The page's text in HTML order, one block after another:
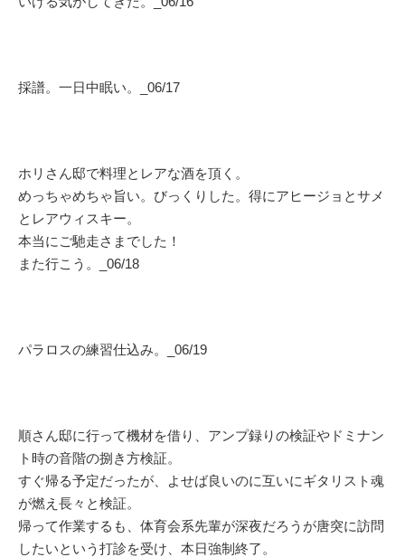
採譜。一日中眠い。_06/17
ホリさん邸で料理とレアな酒を頂く。
めっちゃめちゃ旨い。びっくりした。得にアヒージョとサメ
とレアウィスキー。
本当にご馳走さまでした！
また行こう。_06/18
パラロスの練習仕込み。_06/19
順さん邸に行って機材を借り、アンプ録りの検証やドミナン
ト時の音階の捌き方検証。
すぐ帰る予定だったが、よせば良いのに互いにギタリスト魂
が燃え長々と検証。
帰って作業するも、体育会系先輩が深夜だろうが唐突に訪問
したいという打診を受け、本日強制終了。